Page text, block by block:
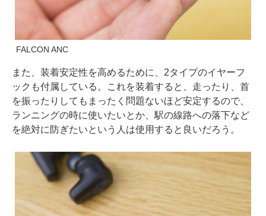
FALCON ANC
また、装着安定性を高めるために、2タイプのイヤーフ
ックも付属している。これを装着すると、走ったり、首
を振ったりしてもまったく問題ないほど安定するので、
ランニングの時に使いたいとか、駅の線路への落下など
を絶対に防ぎたいという人は使用すると良いだろう。